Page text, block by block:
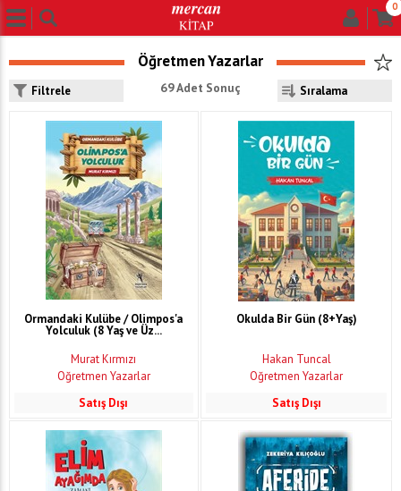
0
Öğretmen Yazarlar
Filtrele 69 Adet Sonuç
Ormandaki Kulübe / Olimpos'a
Yolculuk (8 Yaş ve Üz...
Murat Kırmızı
Öğretmen Yazarlar
Satış Dışı
Okulda Bir Gün (8+Yaş)
Hakan Tuncal
Öğretmen Yazarlar
Satış Dışı